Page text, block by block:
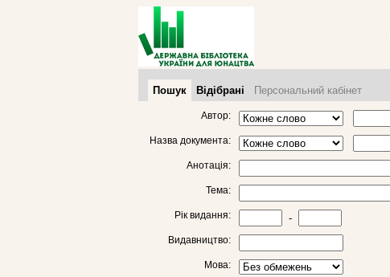
Пошук Відібрані Персональний кабінет
Автор:
Назва документа:
Анотація:
Тема:
Рік видання: -
Видавництво:
Мова: